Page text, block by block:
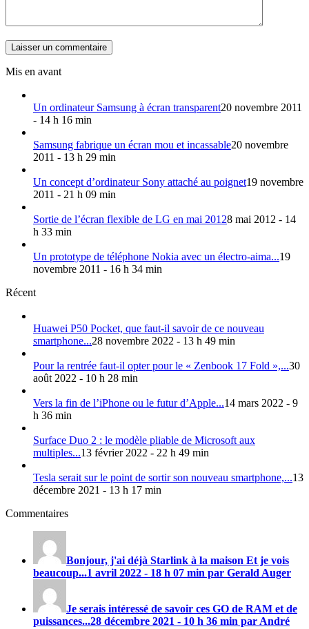
Mis en avant
Un ordinateur Samsung à écran transparent20 novembre 2011
- 14 h 16 min
Samsung fabrique un écran mou et incassable20 novembre
2011 - 13 h 29 min
Un concept d’ordinateur Sony attaché au poignet19 novembre
2011 - 21 h 09 min
Sortie de l’écran flexible de LG en mai 20128 mai 2012 - 14
h 33 min
Un prototype de téléphone Nokia avec un électro-aima...19
novembre 2011 - 16 h 34 min
Récent
Huawei P50 Pocket, que faut-il savoir de ce nouveau
smartphone...28 novembre 2022 - 13 h 49 min
Pour la rentrée faut-il opter pour le « Zenbook 17 Fold »,...30
août 2022 - 10 h 28 min
Vers la fin de l’iPhone ou le futur d’Apple...14 mars 2022 - 9
h 36 min
Surface Duo 2 : le modèle pliable de Microsoft aux
multiples...13 février 2022 - 22 h 49 min
Tesla serait sur le point de sortir son nouveau smartphone,...13
décembre 2021 - 13 h 17 min
Commentaires
Bonjour, j'ai déjà Starlink à la maison Et je vois
beaucoup...1 avril 2022 - 18 h 07 min par Gerald Auger
Je serais intéressé de savoir ces GO de RAM et de
puissances...28 décembre 2021 - 10 h 36 min par André